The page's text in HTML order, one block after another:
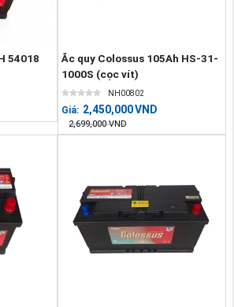
54018
Ắc quy Colossus 105Ah HS-31-
1000S (cọc vít)
NH00802
Giá: 2,450,000VND
2,699,000 VND